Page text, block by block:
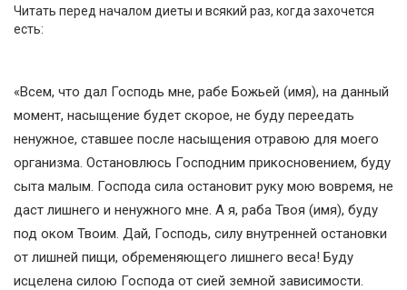
Читать перед началом диеты и всякий раз, когда захочется
есть:
«Всем, что дал Господь мне, рабе Божьей (имя), на данный
момент, насыщение будет скорое, не буду переедать
ненужное, ставшее после насыщения отравою для моего
организма. Остановлюсь Господним прикосновением, буду
сыта малым. Господа сила остановит руку мою вовремя, не
даст лишнего и ненужного мне. А я, раба Твоя (имя), буду
под оком Твоим. Дай, Господь, силу внутренней остановки
от лишней пищи, обременяющего лишнего веса! Буду
исцелена силою Господа от сией земной зависимости.